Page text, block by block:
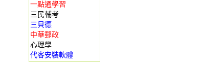
一點通學習
三民輔考
三貝德
中華郵政
心理學
代客安裝軟體